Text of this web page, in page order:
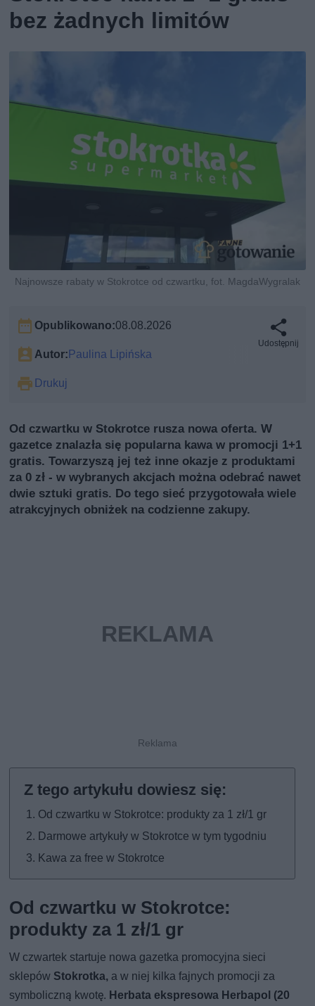
bez żadnych limitów
Najnowsze rabaty w Stokrotce od czwartku, fot. MagdaWygralak
Opublikowano:08.08.2026
Autor:Paulina Lipińska
Drukuj
Udostępnij
Od czwartku w Stokrotce rusza nowa oferta. W
gazetce znalazła się popularna kawa w promocji 1+1
gratis. Towarzyszą jej też inne okazje z produktami
za 0 zł - w wybranych akcjach można odebrać nawet
dwie sztuki gratis. Do tego sieć przygotowała wiele
atrakcyjnych obniżek na codzienne zakupy.
Od czwartku w Stokrotce: produkty za 1 zł/1 gr
Darmowe artykuły w Stokrotce w tym tygodniu
Kawa za free w Stokrotce
Od czwartku w Stokrotce:
produkty za 1 zł/1 gr
W czwartek startuje nowa gazetka promocyjna sieci
sklepów Stokrotka, a w niej kilka fajnych promocji za
symboliczną kwotę. Herbata ekspresowa Herbapol (20